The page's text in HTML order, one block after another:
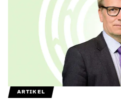
ARTIKEL